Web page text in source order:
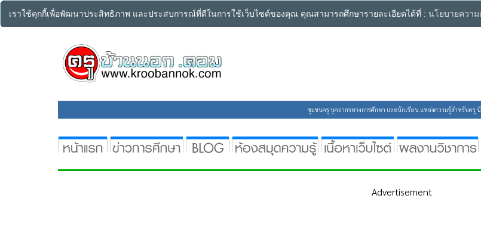
เราใช้คุกกี้เพื่อพัฒนาประสิทธิภาพ และประสบการณ์ที่ดีในการใช้เว็บไซต์ของคุณ คุณสามารถศึกษารายละเอียดได้ที่ : นโยบายควา
ชุมชนครู บุคลากรทางการศึกษา และนักเรียน แหล่งความรู้สำหรับครู
Advertisement